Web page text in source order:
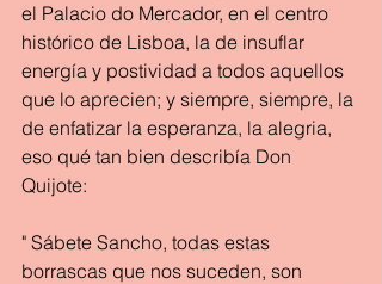
el Palacio do Mercador, en el centro
histórico de Lisboa, la de insuflar
energía y postividad a todos aquellos
que lo aprecien; y siempre, siempre, la
de enfatizar la esperanza, la alegria,
eso qué tan bien describía Don
Quijote:
" Sábete Sancho, todas estas
borrascas que nos suceden, son